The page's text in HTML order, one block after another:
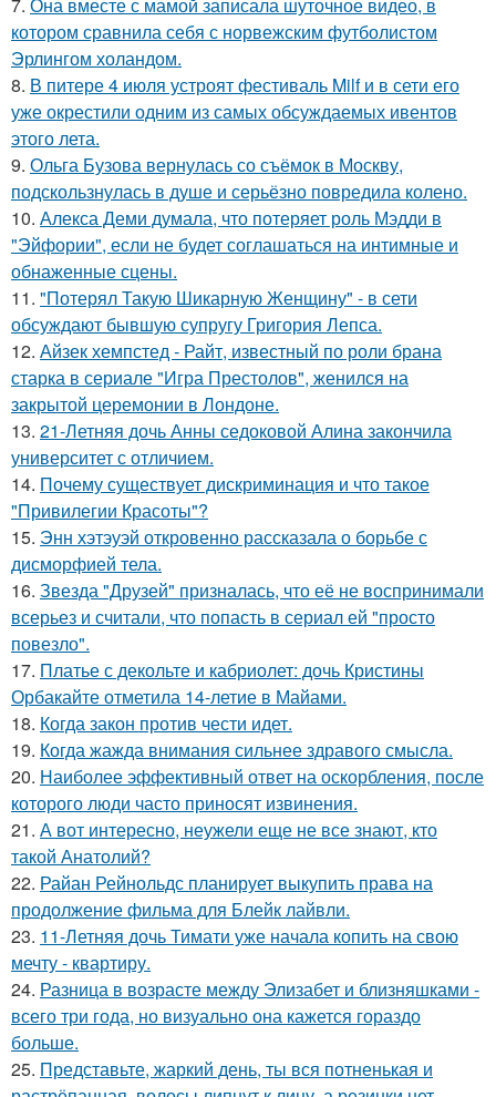
котором сравнила себя с норвежским футболистом
Эрлингом холандом.
8. В питере 4 июля устроят фестиваль Milf и в сети его
уже окрестили одним из самых обсуждаемых ивентов
этого лета.
9. Ольга Бузова вернулась со съёмок в Москву,
подскользнулась в душе и серьёзно повредила колено.
10. Алекса Деми думала, что потеряет роль Мэдди в
"Эйфории", если не будет соглашаться на интимные и
обнаженные сцены.
11. "Потерял Такую Шикарную Женщину" - в сети
обсуждают бывшую супругу Григория Лепса.
12. Айзек хемпстед - Райт, известный по роли брана
старка в сериале "Игра Престолов", женился на
закрытой церемонии в Лондоне.
13. 21-Летняя дочь Анны седоковой Алина закончила
университет с отличием.
14. Почему существует дискриминация и что такое
"Привилегии Красоты"?
15. Энн хэтэуэй откровенно рассказала о борьбе с
дисморфией тела.
16. Звезда "Друзей" призналась, что её не воспринимали
всерьез и считали, что попасть в сериал ей "просто
повезло".
17. Платье с декольте и кабриолет: дочь Кристины
Орбакайте отметила 14-летие в Майами.
18. Когда закон против чести идет.
19. Когда жажда внимания сильнее здравого смысла.
20. Наиболее эффективный ответ на оскорбления, после
которого люди часто приносят извинения.
21. А вот интересно, неужели еще не все знают, кто
такой Анатолий?
22. Райан Рейнольдс планирует выкупить права на
продолжение фильма для Блейк лайвли.
23. 11-Летняя дочь Тимати уже начала копить на свою
мечту - квартиру.
24. Разница в возрасте между Элизабет и близняшками -
всего три года, но визуально она кажется гораздо
больше.
25. Представьте, жаркий день, ты вся потненькая и